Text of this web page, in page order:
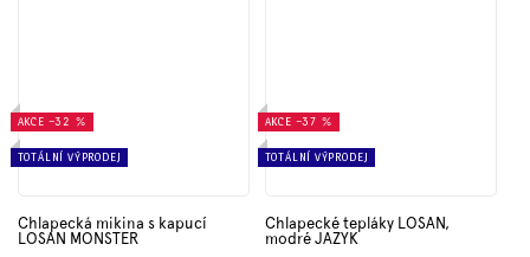
AKCE –32 %
TOTÁLNÍ VÝPRODEJ
Chlapecká mikina s kapucí
LOSAN MONSTER
AKCE –37 %
TOTÁLNÍ VÝPRODEJ
Chlapecké tepláky LOSAN,
modré JAZYK